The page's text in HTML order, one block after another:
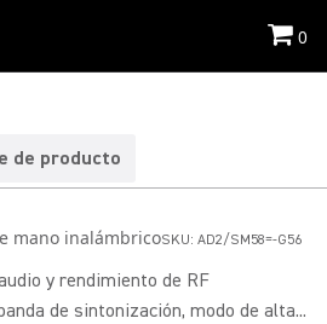
0
de producto
mano inalámbricoSKU: AD2/SM58=-G56
y rendimiento de RF
de sintonización, modo de alta...